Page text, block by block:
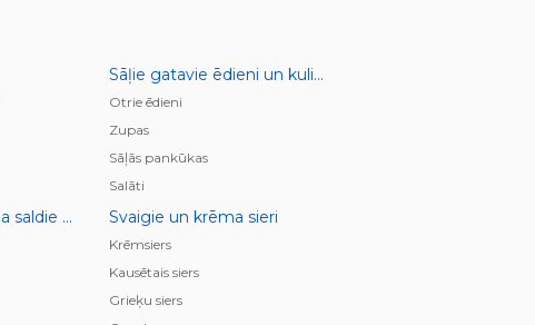
Sāļie gatavie ēdieni un kulinārija
Otrie ēdieni
Zupas
Sāļās pankūkas
Salāti
Piena un Biezpiena saldie krēmi, deserti, pudiņi Svaigie un krēma sieri
Krēmsiers
Kausētais siers
Grieķu siers